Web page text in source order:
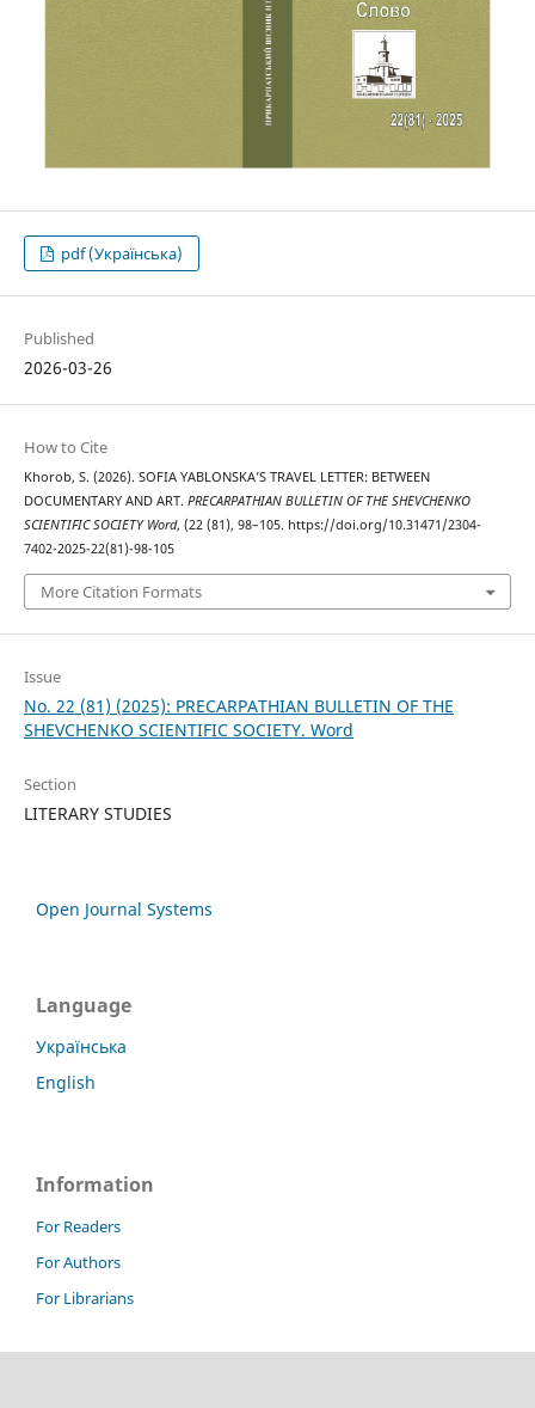
pdf (Українська)
Published
2026-03-26
How to Cite
Khorob, S. (2026). SOFIA YABLONSKA’S TRAVEL LETTER: BETWEEN
DOCUMENTARY AND ART. PRECARPATHIAN BULLETIN OF THE SHEVCHENKO
SCIENTIFIC SOCIETY Word, (22 (81), 98–105. https://doi.org/10.31471/2304-
7402-2025-22(81)-98-105
More Citation Formats
Issue
No. 22 (81) (2025): PRECARPATHIAN BULLETIN OF THE
SHEVCHENKO SCIENTIFIC SOCIETY. Word
Section
LITERARY STUDIES
Open Journal Systems
Language
Українська
English
Information
For Readers
For Authors
For Librarians